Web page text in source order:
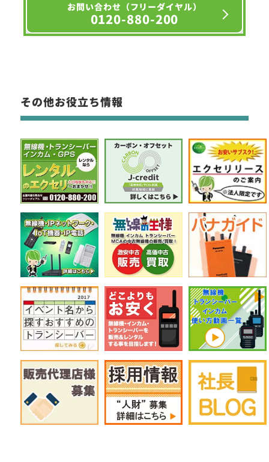
お問い合わせ（フリーダイヤル）
0120-880-200
その他お役立ち情報